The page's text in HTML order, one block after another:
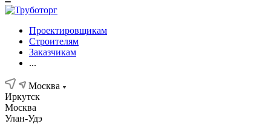
Проектировщикам
Строителям
Заказчикам
...
Москва
Иркутск
Москва
Улан-Удэ